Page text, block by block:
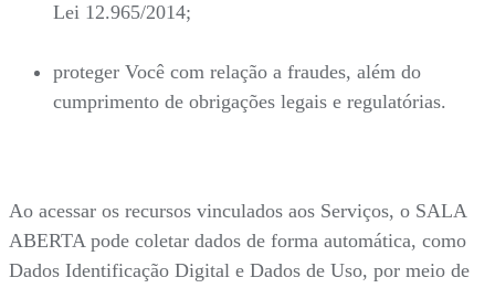
Lei 12.965/2014;
proteger Você com relação a fraudes, além do
cumprimento de obrigações legais e regulatórias.
Ao acessar os recursos vinculados aos Serviços, o SALA
ABERTA pode coletar dados de forma automática, como
Dados Identificação Digital e Dados de Uso, por meio de